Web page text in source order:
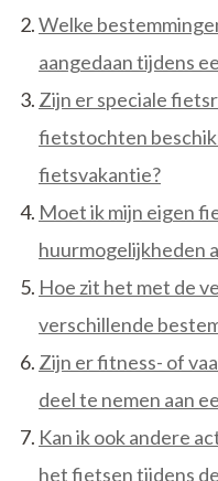
Welke
aangedaan tijdens
Zijn er speciale
fietstochten
fietsvakantie?
Moet ik mijn eigen
huurmogelijkheden
Hoe zit het met de
verschillende
Zijn er fitness- of
deel te nemen aan
Kan ik ook andere
het fietsen tijdens